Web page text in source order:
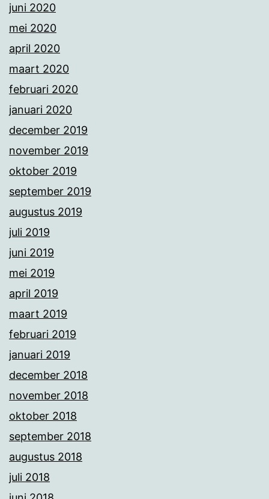
juni 2020
mei 2020
april 2020
maart 2020
februari 2020
januari 2020
december 2019
november 2019
oktober 2019
september 2019
augustus 2019
juli 2019
juni 2019
mei 2019
april 2019
maart 2019
februari 2019
januari 2019
december 2018
november 2018
oktober 2018
september 2018
augustus 2018
juli 2018